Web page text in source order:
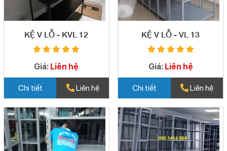
KỆ V LỖ - KVL 12
Giá: Liên hệ
Chi tiết Liên hệ
KỆ V LỖ - VL 13
Giá: Liên hệ
Chi tiết Liên hệ